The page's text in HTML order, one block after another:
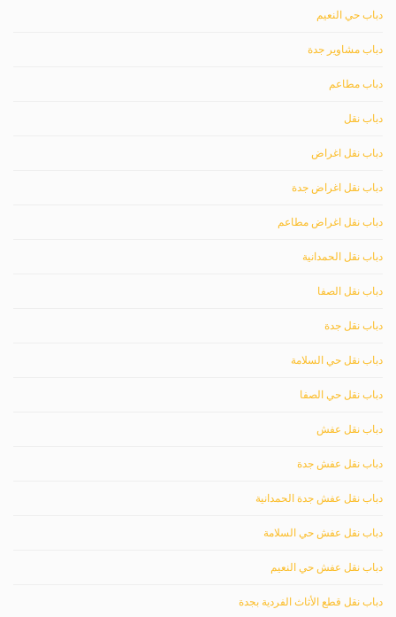
دباب حي النعيم
دباب مشاوير جدة
دباب مطاعم
دباب نقل
دباب نقل اغراض
دباب نقل اغراض جدة
دباب نقل اغراض مطاعم
دباب نقل الحمدانية
دباب نقل الصفا
دباب نقل جدة
دباب نقل حي السلامة
دباب نقل حي الصفا
دباب نقل عفش
دباب نقل عفش جدة
دباب نقل عفش جدة الحمدانية
دباب نقل عفش حي السلامة
دباب نقل عفش حي النعيم
دباب نقل قطع الأثاث الفردية بجدة